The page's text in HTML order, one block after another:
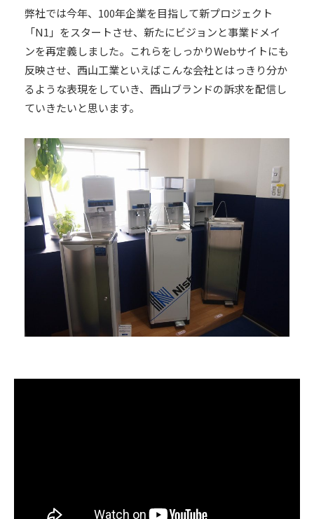
弊社では今年、100年企業を目指して新プロジェクト
「N1」をスタートさせ、新たにビジョンと事業ドメイ
ンを再定義しました。これらをしっかりWebサイトにも
反映させ、西山工業といえばこんな会社とはっきり分か
るような表現をしていき、西山ブランドの訴求を配信し
ていきたいと思います。